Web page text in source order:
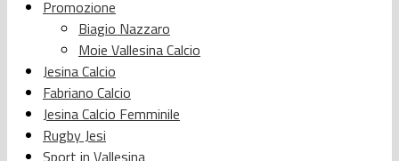
Promozione
Biagio Nazzaro
Moie Vallesina Calcio
Jesina Calcio
Fabriano Calcio
Jesina Calcio Femminile
Rugby Jesi
Sport in Vallesina